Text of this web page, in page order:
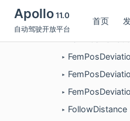
Apollo11.0
自动驾驶开放平台
首页
►
►
►
► FollowDistance